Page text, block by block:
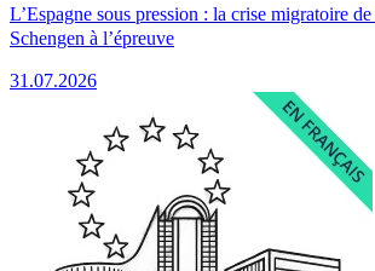
L’Espagne sous pression : la crise migratoire
Schengen à l’épreuve
31.07.2026